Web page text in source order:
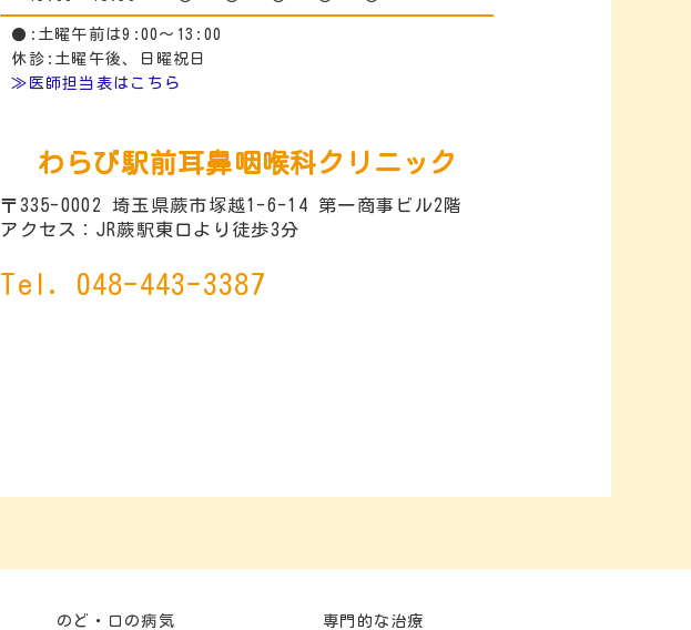
●:土曜午前は9:00～13:00
休診:土曜午後、日曜祝日
≫医師担当表はこちら
わらび駅前耳鼻咽喉科クリニック
〒335-0002 埼玉県蕨市塚越1-6-14 第一商事ビル2階
アクセス：JR蕨駅東口より徒歩3分
048-443-3387
のど・口の病気 専門的な治療